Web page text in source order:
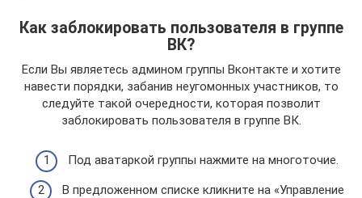
Как заблокировать пользователя в группе
ВК?
Если Вы являетесь админом группы Вконтакте и хотите
навести порядки, забанив неугомонных участников, то
следуйте такой очередности, которая позволит
заблокировать пользователя в группе ВК.
Под аватаркой группы нажмите на многоточие.
В предложенном списке кликните на «Управление